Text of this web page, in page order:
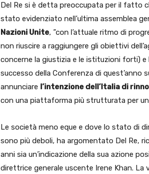
Del Re si è detta preoccupata per il fatto
stato evidenziato nell’ultima assemblea
Nazioni Unite, ”con l’attuale ritmo di
non riuscire a raggiungere gli obiettivi
concerne la giustizia e le istituzioni forti) e
successo della Conferenza di quest’anno
annunciare l’intenzione dell’Italia di
con una piattaforma più strutturata per
Le società meno eque e dove lo stato di
sono più deboli, ha argomentato Del Re,
anni sia un’indicazione della sua azione
direttrice generale uscente Irene Khan. La